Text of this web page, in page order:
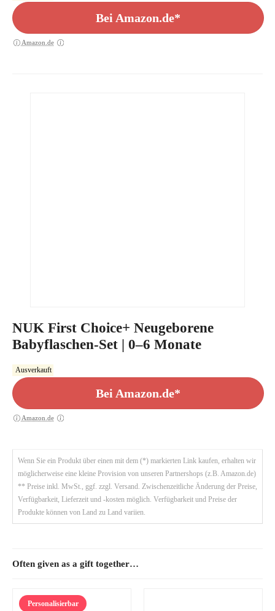
Bei Amazon.de*
Amazon.de
NUK First Choice+ Neugeborene
Babyflaschen-Set | 0–6 Monate
Ausverkauft
Bei Amazon.de*
Amazon.de
Wenn Sie ein Produkt über einen mit dem (*) markierten Link kaufen, erhalten wir
möglicherweise eine kleine Provision von unseren Partnershops (z.B. Amazon.de)
** Preise inkl. MwSt., ggf. zzgl. Versand. Zwischenzeitliche Änderung der Preise,
Verfügbarkeit, Lieferzeit und -kosten möglich. Verfügbarkeit und Preise der
Produkte können von Land zu Land variien.
Often given as a gift together…
Personalisierbar